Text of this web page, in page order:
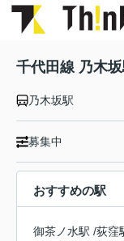
千代田線 乃木
乃木坂駅
募集中
おすすめの駅
御茶ノ水駅 /荻窪